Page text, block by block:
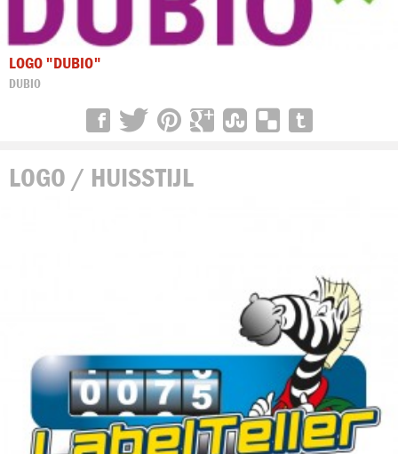
LOGO "DUBIO"
DUBIO
LOGO / HUISSTIJL